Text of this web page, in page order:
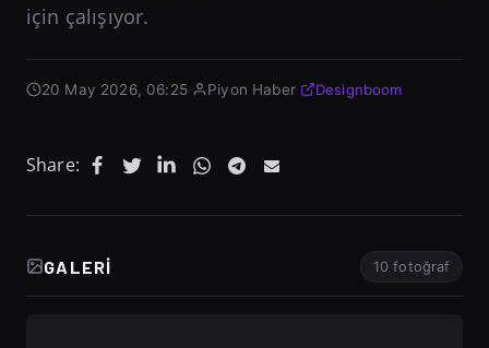
için çalışıyor.
20 May 2026, 06:25· Piyon Haber· Designboom
Share:
GALERI 10 fotoğraf